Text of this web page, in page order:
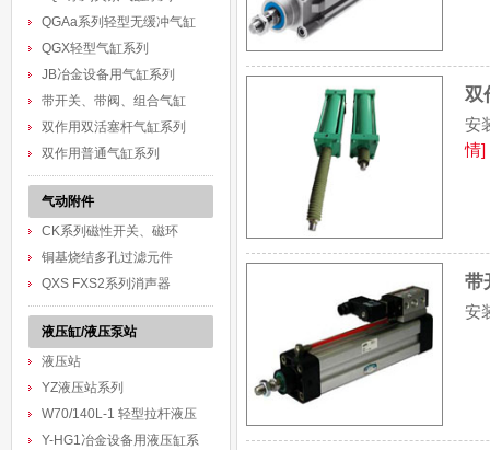
QGAa系列轻型无缓冲气缸
QGX轻型气缸系列
JB冶金设备用气缸系列
带开关、带阀、组合气缸
双作用双活塞杆气缸系列
双作用普通气缸系列
气动附件
CK系列磁性开关、磁环
铜基烧结多孔过滤元件
QXS FXS2系列消声器
液压缸/液压泵站
液压站
YZ液压站系列
W70/140L-1 轻型拉杆液压
Y-HG1冶金设备用液压缸系
双
情]
带
安